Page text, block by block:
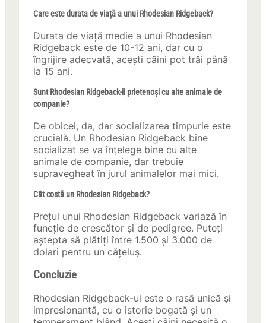
Care este durata de viață a unui Rhodesian Ridgeback?
Durata de viață medie a unui Rhodesian
Ridgeback este de 10-12 ani, dar cu o
îngrijire adecvată, acești câini pot trăi până
la 15 ani.
Sunt Rhodesian Ridgeback-ii prietenoși cu alte animale de
companie?
De obicei, da, dar socializarea timpurie este
crucială. Un Rhodesian Ridgeback bine
socializat se va înțelege bine cu alte
animale de companie, dar trebuie
supravegheat în jurul animalelor mai mici.
Cât costă un Rhodesian Ridgeback?
Prețul unui Rhodesian Ridgeback variază în
funcție de crescător și de pedigree. Puteți
aștepta să plătiți între 1.500 și 3.000 de
dolari pentru un cățeluș.
Concluzie
Rhodesian Ridgeback-ul este o rasă unică și
impresionantă, cu o istorie bogată și un